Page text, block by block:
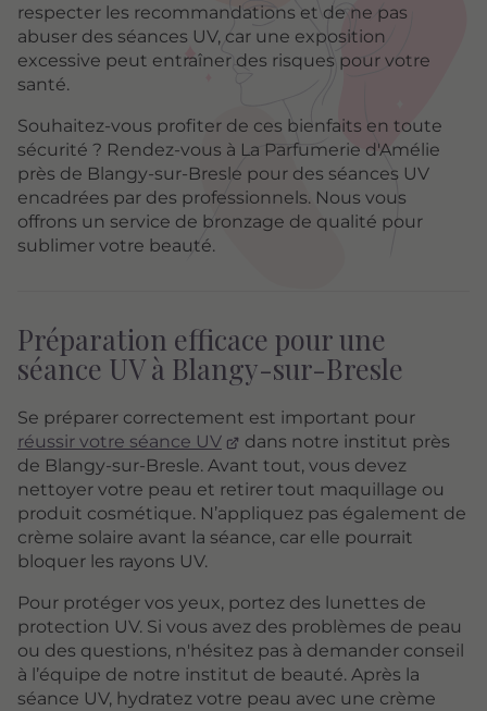
respecter les recommandations et de ne pas
abuser des séances UV, car une exposition
excessive peut entraîner des risques pour votre
santé.
Souhaitez-vous profiter de ces bienfaits en toute
sécurité ? Rendez-vous à La Parfumerie d'Amélie
près de Blangy-sur-Bresle pour des séances UV
encadrées par des professionnels. Nous vous
offrons un service de bronzage de qualité pour
sublimer votre beauté.
Préparation efficace pour une
séance UV à Blangy-sur-Bresle
Se préparer correctement est important pour
réussir votre séance UV
dans notre institut près
de Blangy-sur-Bresle. Avant tout, vous devez
nettoyer votre peau et retirer tout maquillage ou
produit cosmétique. N’appliquez pas également de
crème solaire avant la séance, car elle pourrait
bloquer les rayons UV.
Pour protéger vos yeux, portez des lunettes de
protection UV. Si vous avez des problèmes de peau
ou des questions, n'hésitez pas à demander conseil
à l’équipe de notre institut de beauté. Après la
séance UV, hydratez votre peau avec une crème